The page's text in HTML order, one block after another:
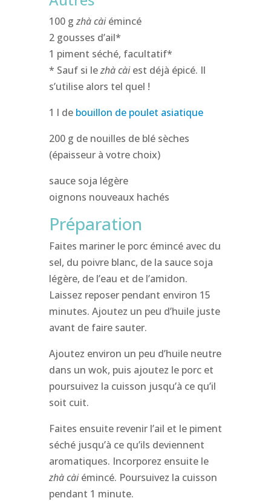
100 gzhà càiémincé
2 gousses d’ail*
1 piment séché, facultatif*
* Sauf si lezhà càiest déjà épicé. Il
s’utilise alors tel quel !
1 l de bouillon de poulet asiatique
200 g de nouilles de blé sèches
(épaisseur à votre choix)
sauce soja légère
oignons nouveaux hachés
Préparation
Faites mariner le porc émincé avec du
sel, du poivre blanc, de la sauce soja
légère, de l’eau et de l’amidon.
Laissez reposer pendant environ 15
minutes. Ajoutez un peu d’huile juste
avant de faire sauter.
Ajoutez environ un peu d’huile neutre
dans un wok, puis ajoutez le porc et
poursuivez la cuisson jusqu’à ce qu’il
soit cuit.
Faites ensuite revenir l’ail et le piment
séché jusqu’à ce qu’ils deviennent
aromatiques. Incorporez ensuite le
zhà càiémincé. Poursuivez la cuisson
pendant 1 minute.